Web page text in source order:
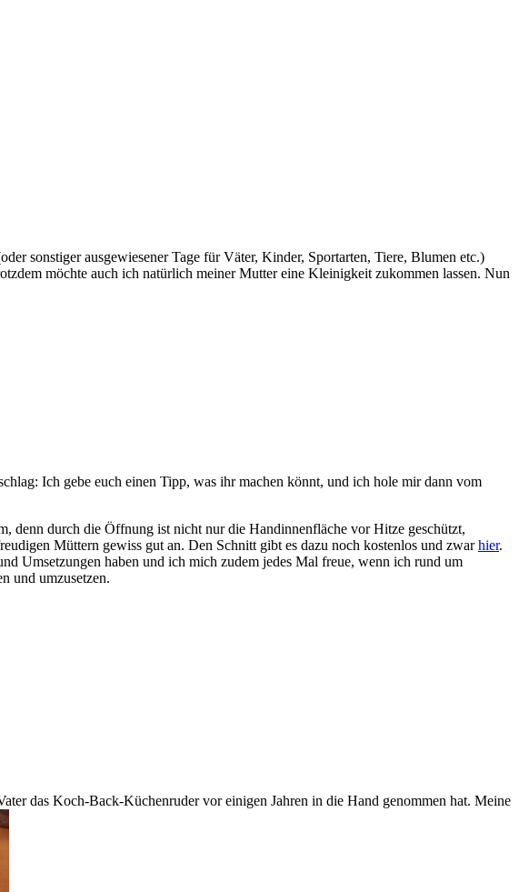
sonstiger ausgewiesener Tage für Väter, Kinder, Sportarten, Tiere, Blumen etc.)
möchte auch ich natürlich meiner Mutter eine Kleinigkeit zukommen lassen. Nun
Ich gebe euch einen Tipp, was ihr machen könnt, und ich hole mir dann vom
denn durch die Öffnung ist nicht nur die Handinnenfläche vor Hitze geschützt,
Müttern gewiss gut an. Den Schnitt gibt es dazu noch kostenlos und zwarhier.
Umsetzungen haben und ich mich zudem jedes Mal freue, wenn ich rund um
und umzusetzen.
das Koch-Back-Küchenruder vor einigen Jahren in die Hand genommen hat. Meine